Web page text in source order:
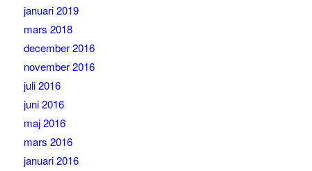
januari 2019
mars 2018
december 2016
november 2016
juli 2016
juni 2016
maj 2016
mars 2016
januari 2016